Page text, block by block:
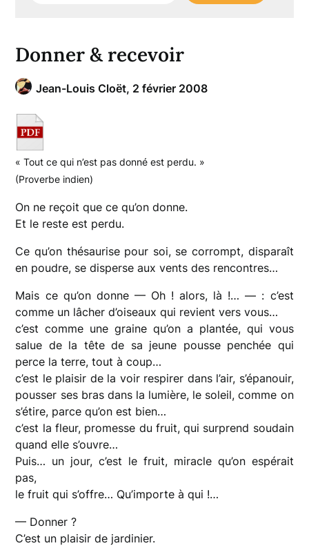
Donner & recevoir
Jean-Louis Cloët, 2 février 2008
« Tout ce qui n’est pas donné est perdu. »
(Proverbe indien)
On ne reçoit que ce qu’on donne.
Et le reste est perdu.
Ce qu’on thésaurise pour soi, se corrompt, disparaît
en poudre, se disperse aux vents des rencontres…
Mais ce qu’on donne — Oh ! alors, là !… — : c’est
comme un lâcher d’oiseaux qui revient vers vous…
c’est comme une graine qu’on a plantée, qui vous
salue de la tête de sa jeune pousse penchée qui
perce la terre, tout à coup…
c’est le plaisir de la voir respirer dans l’air, s’épanouir,
pousser ses bras dans la lumière, le soleil, comme on
s’étire, parce qu’on est bien…
c’est la fleur, promesse du fruit, qui surprend soudain
quand elle s’ouvre…
Puis… un jour, c’est le fruit, miracle qu’on espérait
pas,
le fruit qui s’offre… Qu’importe à qui !…
— Donner ?
C’est un plaisir de jardinier.